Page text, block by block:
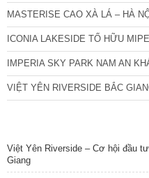
MASTERISE CAO XÀ LÁ – HÀ
ICONIA LAKESIDE TỐ HỮU
IMPERIA SKY PARK NAM AN
VIỆT YÊN RIVERSIDE BẮC
Việt Yên Riverside – Cơ hội đầu
Giang